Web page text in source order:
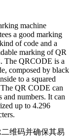
machine
a good marking
of code and a
marking of QR
The QRCODE is a
composed by black
to a squared
QR CODE can
and numbers. It can
up to 4.296
维码并确保其易